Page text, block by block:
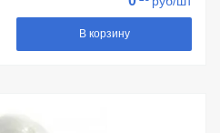
В корзину